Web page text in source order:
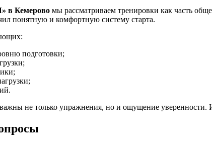
в Кемерово мы рассматриваем тренировки как часть
понятную и комфортную систему старта.
подготовки;
не только упражнения, но и ощущение